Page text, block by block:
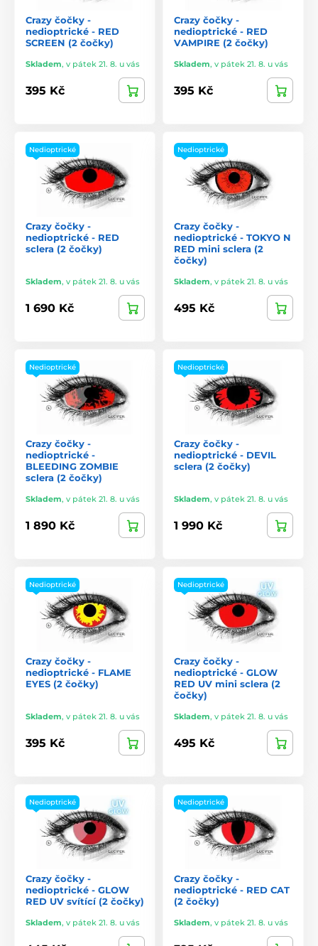
Crazy čočky -
nedioptrické - RED
SCREEN (2 čočky)
Skladem, v pátek 21. 8. u vás
395 Kč
Crazy čočky -
nedioptrické - RED
VAMPIRE (2 čočky)
Skladem, v pátek 21. 8. u vás
395 Kč
Nedioptrické
Crazy čočky -
nedioptrické - RED
sclera (2 čočky)
Skladem, v pátek 21. 8. u vás
1 690 Kč
Nedioptrické
Crazy čočky -
nedioptrické - TOKYO N
RED mini sclera (2
čočky)
Skladem, v pátek 21. 8. u vás
495 Kč
Nedioptrické
Crazy čočky -
nedioptrické -
BLEEDING ZOMBIE
sclera (2 čočky)
Skladem, v pátek 21. 8. u vás
1 890 Kč
Nedioptrické
Crazy čočky -
nedioptrické - DEVIL
sclera (2 čočky)
Skladem, v pátek 21. 8. u vás
1 990 Kč
Nedioptrické
Crazy čočky -
nedioptrické - FLAME
EYES (2 čočky)
Skladem, v pátek 21. 8. u vás
395 Kč
Nedioptrické
Crazy čočky -
nedioptrické - GLOW
RED UV mini sclera (2
čočky)
Skladem, v pátek 21. 8. u vás
495 Kč
Nedioptrické
Crazy čočky -
nedioptrické - GLOW
RED UV svítící (2 čočky)
Skladem, v pátek 21. 8. u vás
Nedioptrické
Crazy čočky -
nedioptrické - RED CAT
(2 čočky)
Skladem, v pátek 21. 8. u vás